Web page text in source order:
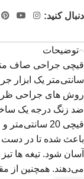
دنبال کنید:
توضیحات
سانتی‌متر یک ابزار
روش های جراحی
ضد زنگ درجه یک
باعث شده تا در دست
آسان شود. تیغه ها
می‌دهند. همچنین از